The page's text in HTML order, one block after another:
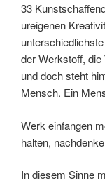
33
ureigenen
der Werkstoff,
und doch steht
Mensch. Ein
Werk einfangen
halten,
In diesem Sinne